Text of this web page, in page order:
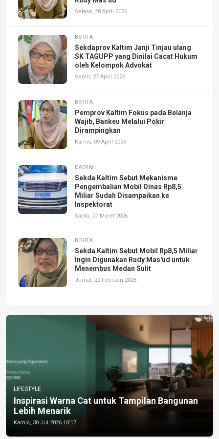
Selasa, 28 April 2026
BERITA
Sekdaprov Kaltim Janji Tinjau ulang
SK TAGUPP yang Dinilai Cacat Hukum
oleh Kelompok Advokat
Senin, 27 April 2026
BERITA
Pemprov Kaltim Fokus pada Belanja
Wajib, Bankeu Melalui Pokir
Dirampingkan
Kamis, 09 April 2026
DAERAH
Sekda Kaltim Sebut Mekanisme
Pengembalian Mobil Dinas Rp8,5
Miliar Sudah Disampaikan ke
Inspektorat
Sabtu, 07 Maret 2026
BERITA
Sekda Kaltim Sebut Mobil Rp8,5 Miliar
Ingin Digunakan Rudy Mas'ud untuk
Menembus Medan Sulit
Jumat, 20 Februari 2026
LIFESTYLE
Inspirasi Warna Cat untuk Tampilan Bangunan
Lebih Menarik
Kamis, 30 Jul 2026 10:17